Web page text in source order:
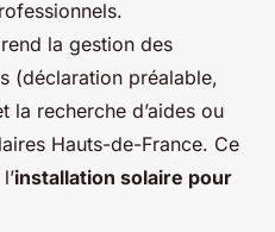
la gestion des
(déclaration préalable,
la recherche d’aides ou
Hauts-de-France. Ce
installation solaire pour